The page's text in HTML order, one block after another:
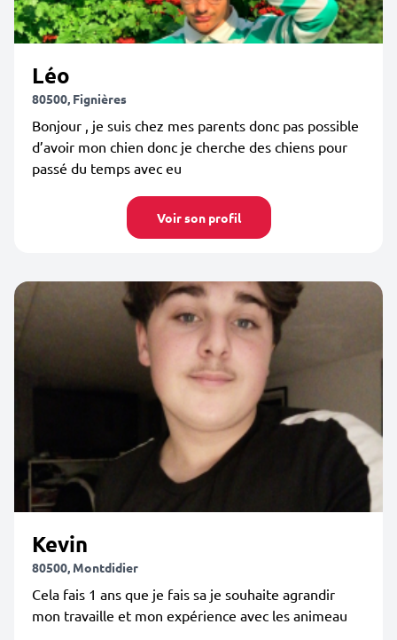
Léo
80500, Fignières
Bonjour , je suis chez mes parents donc pas possible
d’avoir mon chien donc je cherche des chiens pour
passé du temps avec eu
Voir son profil
Kevin
80500, Montdidier
Cela fais 1 ans que je fais sa je souhaite agrandir
mon travaille et mon expérience avec les animeau